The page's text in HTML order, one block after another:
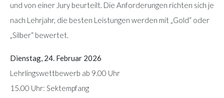
und von einer Jury beurteilt. Die Anforderungen richten sich je
nach Lehrjahr, die besten Leistungen werden mit „Gold“ oder
„Silber“ bewertet.
Dienstag, 24. Februar 2026
Lehrlingswettbewerb ab 9.00 Uhr
15.00 Uhr: Sektempfang